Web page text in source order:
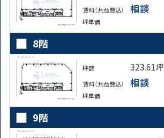
賃料（共益費込） 相談
坪単価
8階
坪数 323.61坪
賃料（共益費込） 相談
坪単価
9階